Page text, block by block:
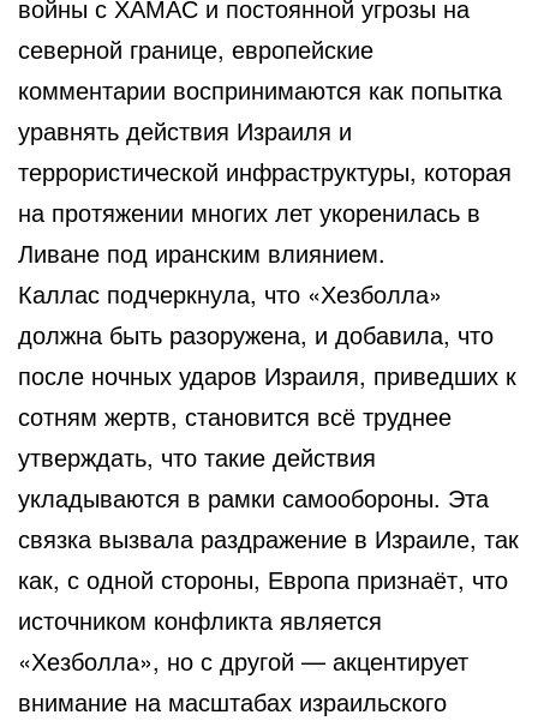
войны с ХАМАС и постоянной угрозы на
северной границе, европейские
комментарии воспринимаются как попытка
уравнять действия Израиля и
террористической инфраструктуры, которая
на протяжении многих лет укоренилась в
Ливане под иранским влиянием.
Каллас подчеркнула, что «Хезболла»
должна быть разоружена, и добавила, что
после ночных ударов Израиля, приведших к
сотням жертв, становится всё труднее
утверждать, что такие действия
укладываются в рамки самообороны. Эта
связка вызвала раздражение в Израиле, так
как, с одной стороны, Европа признаёт, что
источником конфликта является
«Хезболла», но с другой — акцентирует
внимание на масштабах израильского